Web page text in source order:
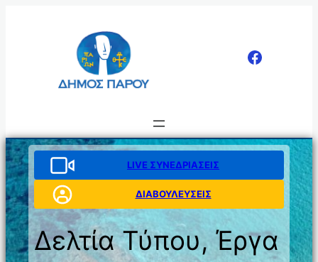
LIVE ΣΥΝΕΔΡΙΑΣΕΙΣ
ΔΙΑΒΟΥΛΕΥΣΕΙΣ
Δελτία Τύπου, Έργα